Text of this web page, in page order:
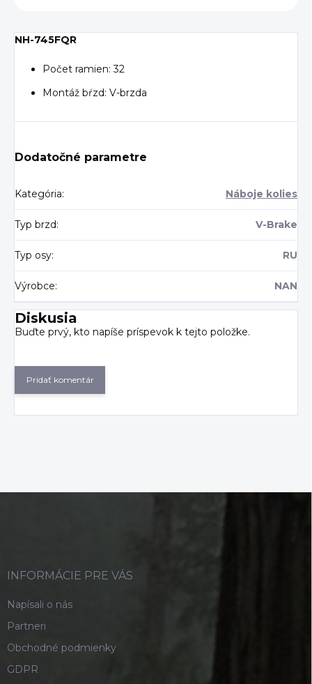
NH-745FQR
Počet ramien: 32
Montáž bŕzd: V-brzda
Dodatočné parametre
Kategória: Náboje kolies
Typ brzd: V-Brake
Typ osy: RU
Výrobce: NAN
Diskusia
Buďte prvý, kto napíše príspevok k tejto položke.
Pridať komentár
INFORMÁCIE PRE VÁS
Napísali o nás
Partneri
Obchodné podmienky
GDPR